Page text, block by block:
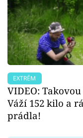
EXTRÉM
VIDEO:
Váží 152 kilo a
prádla!